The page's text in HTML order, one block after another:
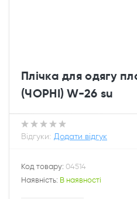
Плічка для одягу
(ЧОРНІ) W-26 su
Відгуки: Додати відгук
Код товару: 04514
Наявність: В наявності